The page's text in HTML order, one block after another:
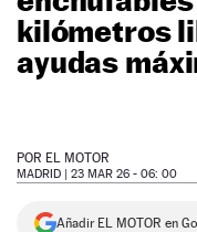
NEWSLETTER
kilómetros
ayudas
POR EL MOTOR
MADRID | 23 MAR 26 - 06: 00
Añadir EL MOTOR en